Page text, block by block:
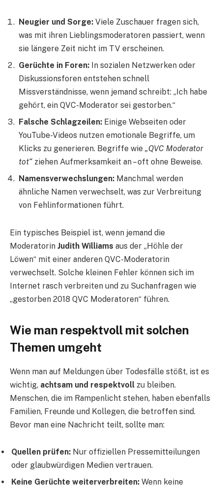
Neugier und Sorge: Viele Zuschauer fragen sich,
was mit ihren Lieblingsmoderatoren passiert, wenn
sie längere Zeit nicht im TV erscheinen.
Gerüchte in Foren: In sozialen Netzwerken oder
Diskussionsforen entstehen schnell
Missverständnisse, wenn jemand schreibt: „Ich habe
gehört, ein QVC-Moderator sei gestorben.“
Falsche Schlagzeilen: Einige Webseiten oder
YouTube-Videos nutzen emotionale Begriffe, um
Klicks zu generieren. Begriffe wie „QVC Moderator
tot“ ziehen Aufmerksamkeit an – oft ohne Beweise.
Namensverwechslungen: Manchmal werden
ähnliche Namen verwechselt, was zur Verbreitung
von Fehlinformationen führt.
Ein typisches Beispiel ist, wenn jemand die
Moderatorin Judith Williams aus der „Höhle der
Löwen“ mit einer anderen QVC-Moderatorin
verwechselt. Solche kleinen Fehler können sich im
Internet rasch verbreiten und zu Suchanfragen wie
„gestorben 2018 QVC Moderatoren“ führen.
Wie man respektvoll mit solchen
Themen umgeht
Wenn man auf Meldungen über Todesfälle stößt, ist es
wichtig, achtsam und respektvoll zu bleiben.
Menschen, die im Rampenlicht stehen, haben ebenfalls
Familien, Freunde und Kollegen, die betroffen sind.
Bevor man eine Nachricht teilt, sollte man:
Quellen prüfen: Nur offiziellen Pressemitteilungen
oder glaubwürdigen Medien vertrauen.
Keine Gerüchte weiterverbreiten: Wenn keine